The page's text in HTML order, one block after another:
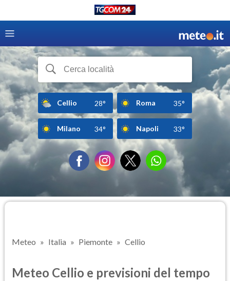
Cellio 28° Roma 35°
Milano 34° Napoli 33°
Meteo Italia Piemonte Cellio
Meteo Cellio e previsioni del tempo